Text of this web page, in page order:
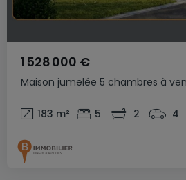
Maison jumelée 5 chambres à
1 528 000 €
183 m² 5 2 4